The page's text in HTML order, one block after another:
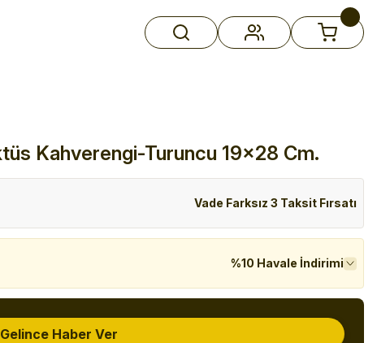
Kahverengi-Turuncu 19x28 Cm.
Vade Farksız 3 Taksit Fırsatı
%10 Havale İndirimi
Gelince Haber Ver